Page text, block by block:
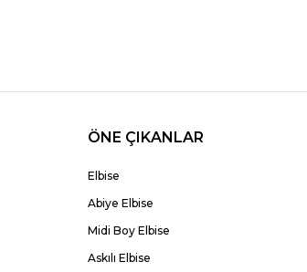
ÖNE ÇIKANLAR
Elbise
Abiye Elbise
Midi Boy Elbise
Askılı Elbise